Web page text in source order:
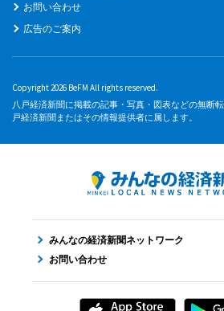
お問い合わせ
広告のご案内
Copyright 2026 BeFM All rights reserved.
八戸経済新聞に掲載の記事・写真・図表などの無断
戸経済新聞またはその情報提供者に属します。
みんなの経済新聞ネットワーク
お問い合わせ